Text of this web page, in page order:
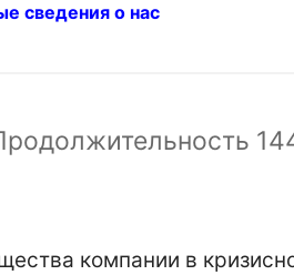
сведения о нас
компании в